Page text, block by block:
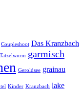
Coupleshoot Das Kranzbach
garmisch
Geroldsee grainau
Kinder Kranzbach lake